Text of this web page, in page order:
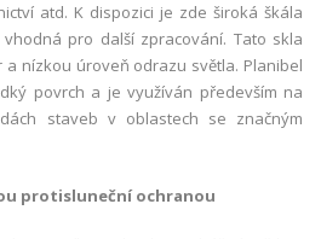
atd. K dispozici je zde široká škála
pro další zpracování. Tato skla
nízkou úroveň odrazu světla. Planibel
povrch a je využíván především na
staveb v oblastech se značným
protisluneční ochranou